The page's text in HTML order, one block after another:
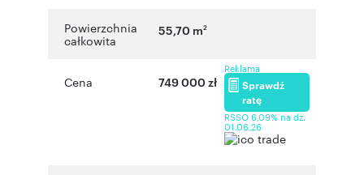
Powierzchnia
całkowita
55,70 m2
Cena 749 000 zł
Reklama
Sprawdź
ratę
RSSO 6,09% na dz.
01.06.26